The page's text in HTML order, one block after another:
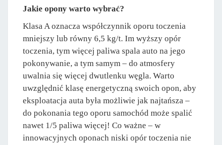
Jakie opony warto wybrać?
Klasa A oznacza współczynnik oporu toczenia
mniejszy lub równy 6,5 kg/t. Im wyższy opór
toczenia, tym więcej paliwa spala auto na jego
pokonywanie, a tym samym – do atmosfery
uwalnia się więcej dwutlenku węgla. Warto
uwzględnić klasę energetyczną swoich opon, aby
eksploatacja auta była możliwie jak najtańsza –
do pokonania tego oporu samochód może spalić
nawet 1/5 paliwa więcej! Co ważne – w
innowacyjnych oponach niski opór toczenia nie